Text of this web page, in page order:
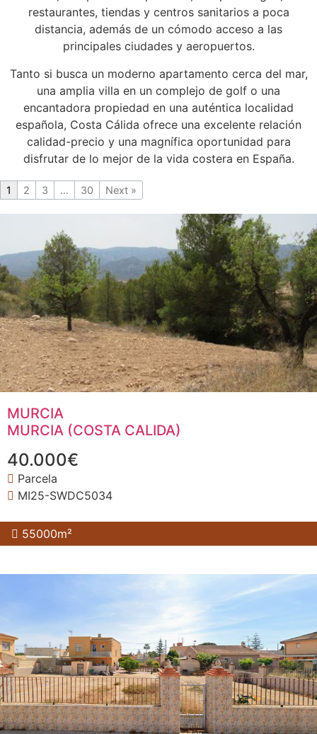
restaurantes, tiendas y centros sanitarios a poca
distancia, además de un cómodo acceso a las
principales ciudades y aeropuertos.
Tanto si busca un moderno apartamento cerca del mar,
una amplia villa en un complejo de golf o una
encantadora propiedad en una auténtica localidad
española, Costa Cálida ofrece una excelente relación
calidad-precio y una magnífica oportunidad para
disfrutar de lo mejor de la vida costera en España.
1 2 3 … 30 Next »
MURCIA
MURCIA (COSTA CALIDA)
40.000€
Parcela
MI25-SWDC5034
55000m²